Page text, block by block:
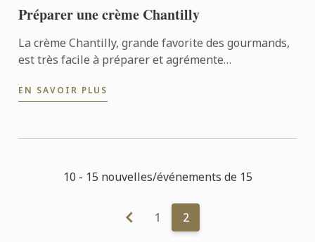
Préparer une crème Chantilly
La crème Chantilly, grande favorite des gourmands,
est très facile à préparer et agrémente
la réussite, une ...
EN SAVOIR PLUS
10 - 15 nouvelles/événements de 15
1 2